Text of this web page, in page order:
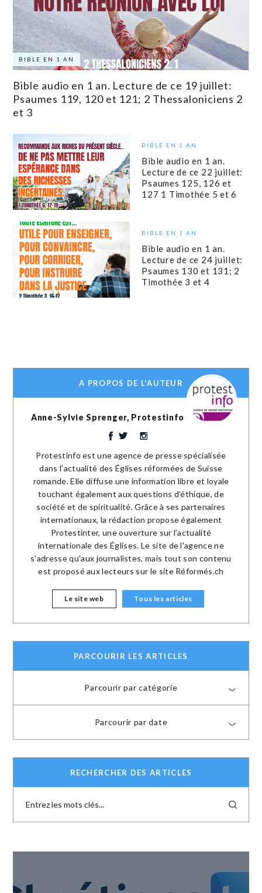
BIBLE EN 1 AN
Bible audio en 1 an. Lecture de ce 19 juillet:
Psaumes 119, 120 et 121; 2 Thessaloniciens 2
et 3
BIBLE EN 1 AN
Bible audio en 1 an.
Lecture de ce 22 juillet:
Psaumes 125, 126 et
127 1 Timothée 5 et 6
BIBLE EN 1 AN
Bible audio en 1 an.
Lecture de ce 24 juillet:
Psaumes 130 et 131; 2
Timothée 3 et 4
A PROPOS DE L'AUTEUR
Anne-Sylvie Sprenger, Protestinfo
Protestinfo est une agence de presse spécialisée
dans l’actualité des Églises réformées de Suisse
romande. Elle diffuse une information libre et loyale
touchant également aux questions d’éthique, de
société et de spiritualité. Grâce à ses partenaires
internationaux, la rédaction propose également
Protestinter, une ouverture sur l’actualité
internationale des Églises. Le site de l'agence ne
s'adresse qu'aux journalistes, mais tout son contenu
est proposé aux lecteurs sur le site Réformés.ch
Le site web Tous les articles
PARCOURIR LES ARTICLES
Parcourir par catégorie
Parcourir par date
RECHERCHER DES ARTICLES